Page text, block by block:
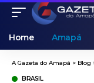
Home Amapá
A Gazeta do Amapá > Blog
BRASIL